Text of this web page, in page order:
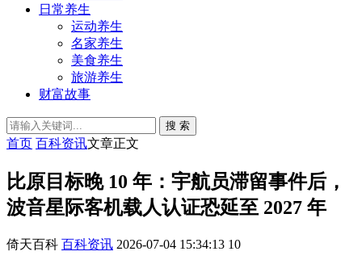
日常养生
运动养生
名家养生
美食养生
旅游养生
财富故事
搜 索
首页 百科资讯文章正文
比原目标晚 10 年：宇航员滞留事件后，
波音星际客机载人认证恐延至 2027 年
倚天百科 百科资讯 2026-07-04 15:34:13 10